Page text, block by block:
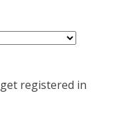
registered in